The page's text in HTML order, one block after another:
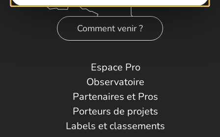
Comment venir ?
Espace Pro
Observatoire
Partenaires et Pros
Porteurs de projets
Labels et classements